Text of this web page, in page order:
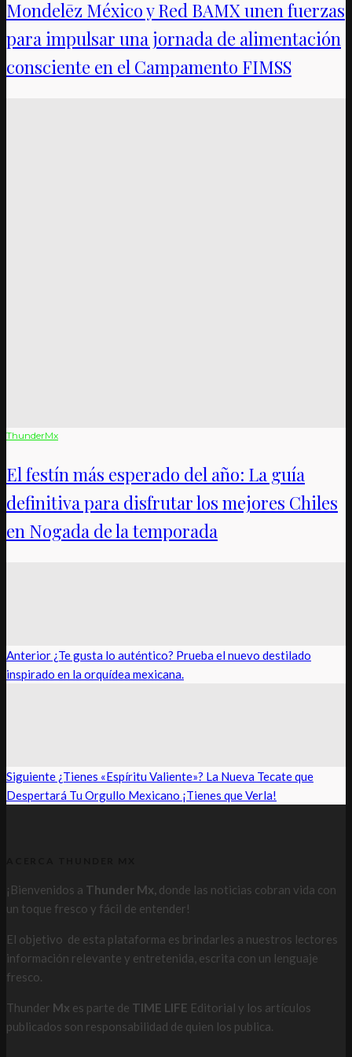
Mondelēz México y Red BAMX unen fuerzas
para impulsar una jornada de alimentación
consciente en el Campamento FIMSS
ThunderMx
El festín más esperado del año: La guía
definitiva para disfrutar los mejores Chiles
en Nogada de la temporada
Anterior ¿Te gusta lo auténtico? Prueba el nuevo destilado
inspirado en la orquídea mexicana.
Siguiente ¿Tienes «Espíritu Valiente»? La Nueva Tecate que
Despertará Tu Orgullo Mexicano ¡Tienes que Verla!
¡Bienvenidos a Thunder Mx, donde las noticias cobran vida con
un toque fresco y fácil de entender!
El objetivo de esta plataforma es brindarles a nuestros lectores
información relevante y entretenida, escrita con un lenguaje
fresco.
Thunder Mx es parte de TIME LIFE Editorial y los artículos
publicados son responsabilidad de quien los publica.